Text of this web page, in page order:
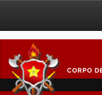
navigation